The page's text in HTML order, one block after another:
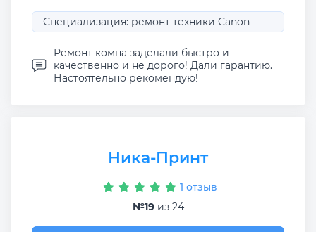
Специализация: ремонт техники Canon
Ремонт компа заделали быстро и
качественно и не дорого! Дали гарантию.
Настоятельно рекомендую!
Ника-Принт
1 отзыв
№19из 24